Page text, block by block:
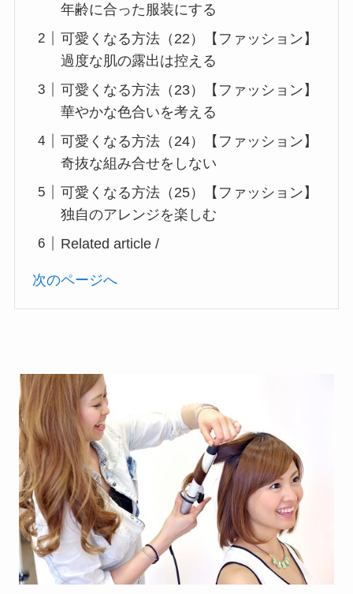
年齢に合った服装にする
可愛くなる方法（22）【ファッション】
過度な肌の露出は控える
可愛くなる方法（23）【ファッション】
華やかな色合いを考える
可愛くなる方法（24）【ファッション】
奇抜な組み合せをしない
可愛くなる方法（25）【ファッション】
独自のアレンジを楽しむ
Related article /
次のページへ